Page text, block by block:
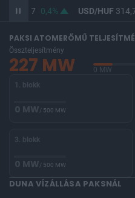
363,17 0,4% USD/HUF
PAKSI ATOMERŐMŰ
Összteljesítmény
227 MW 0 MW
1. blokk
0 MW/ 500 MW
3. blokk
0 MW/ 500 MW
DUNA VÍZÁLLÁSA PAKSNÁL